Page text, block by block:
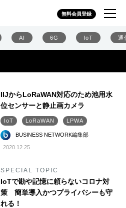
無料会員登録
AI 6G IoT 通
IIJからLoRaWAN対応のため池用水
位センサーと静止画カメラ
IoT LoRaWAN LPWA
BUSINESS NETWORK編集部
2020.12.25
SPECIAL TOPIC
IoTで勘や記憶に頼らないコロナ対
策 簡単導入かつプライバシーも守
れる！